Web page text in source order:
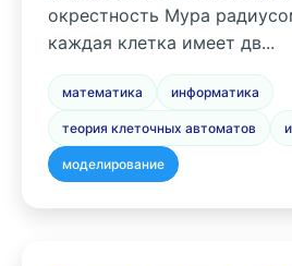
окрестность Мура
каждая клетка имеет дв...
математика информатика
теория клеточных автоматов
моделирование